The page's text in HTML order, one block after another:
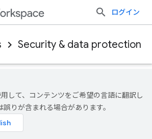
ログイン
Security & data protection
して、コンテンツをご希望の言語に翻訳し
りが含まれる場合があります。